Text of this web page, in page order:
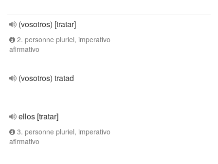
(vosotros) [tratar]
2. personne pluriel, imperativo
afirmativo
(vosotros) tratad
ellos [tratar]
3. personne pluriel, imperativo
afirmativo